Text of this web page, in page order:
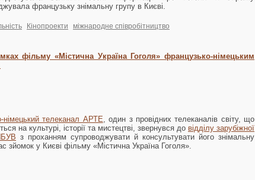
французьку знімальну групу в Києві.
Кінопроекти міжнародне співробітництво
фільму «Містична Україна Гоголя» французько-німецьким
німецький телеканал АРТЕ, один з провідних телеканалів світу, що
на культурі, історії та мистецтві, звернувся до відділу зарубіжної
з проханням супроводжувати й консультувати його знімальну
зйомок у Києві фільму «Містична Україна Гоголя».